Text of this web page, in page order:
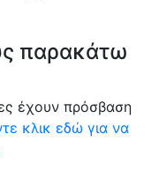
παρακάτω
έχουν πρόσβαση
κλικ εδώ για να